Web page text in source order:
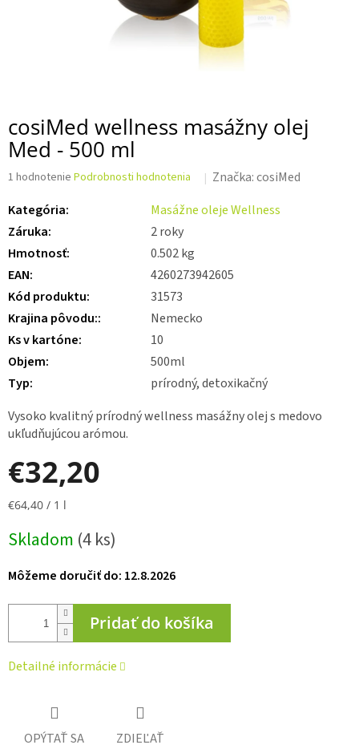
cosiMed wellness masážny olej
Med - 500 ml
Priemerné
produktu
5,0
z 5
hviezdičiek.
1 hodnotenie Podrobnosti hodnotenia Značka:cosiMed
Kategória:
Masážne oleje Wellness
Záruka:
2 roky
Hmotnosť:
0.502 kg
EAN:
4260273942605
Kód produktu:
31573
Krajina pôvodu::
Nemecko
Ks v kartóne:
10
Objem:
500ml
Typ:
prírodný, detoxikačný
Vysoko kvalitný prírodný wellness masážny olej s medovo
ukľudňujúcou arómou.
€32,20
Jednotková
€64,40 / 1 l
Skladom (4 ks)
Môžeme doručiť do: 12.8.2026
Pridať do košíka
Detailné informácie
OPÝTAŤ SA ZDIEĽAŤ